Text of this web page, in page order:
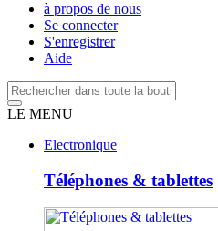
à propos de nous
Se connecter
S'enregistrer
Aide
LE MENU
Electronique
Téléphones & tablettes